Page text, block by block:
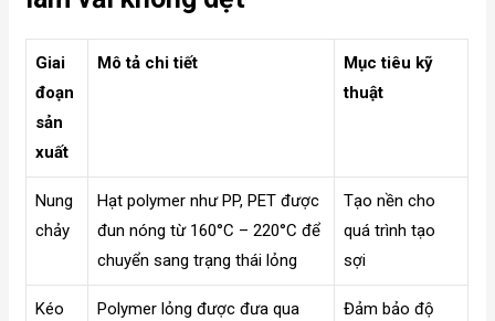
Giai
đoạn
sản
xuất
Mô tả chi tiết
Mục tiêu kỹ
thuật
Nung
chảy
Hạt polymer như PP, PET được
đun nóng từ 160°C – 220°C để
chuyển sang trạng thái lỏng
Tạo nền cho
quá trình tạo
sợi
Kéo
Polymer lỏng được đưa qua
Đảm bảo độ